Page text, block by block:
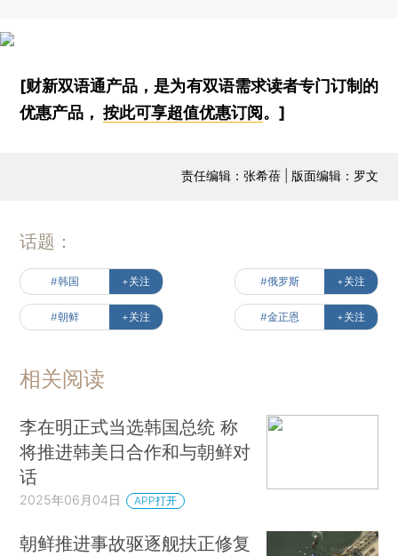
[财新双语通产品，是为有双语需求读者专门订制的
优惠产品，按此可享超值优惠订阅。]
责任编辑：张希蓓 | 版面编辑：罗文
话题：
#韩国 +关注 #俄罗斯 +关注
#朝鲜 +关注 #金正恩 +关注
相关阅读
李在明正式当选韩国总统 称
将推进韩美日合作和与朝鲜对
话
2025年06月04日 APP打开
朝鲜推进事故驱逐舰扶正修复